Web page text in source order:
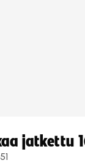
jatkettu